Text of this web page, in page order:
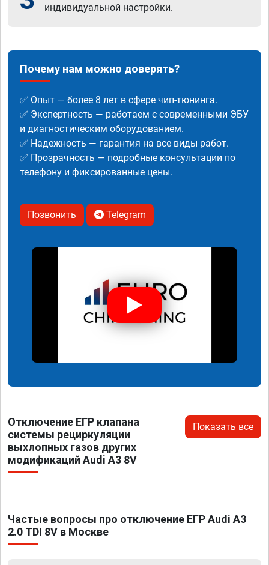
индивидуальной настройки.
Почему нам можно доверять?
✅ Опыт — более 8 лет в сфере чип-тюнинга.
✅ Экспертность — работаем с современными ЭБУ
и диагностическим оборудованием.
✅ Надежность — гарантия на все виды работ.
✅ Прозрачность — подробные консультации по
телефону и фиксированные цены.
Позвонить Telegram
Отключение ЕГР клапана
системы рециркуляции
выхлопных газов других
модификаций Audi A3 8V
Показать все
Частые вопросы про отключение ЕГР Audi A3
2.0 TDI 8V в Москве